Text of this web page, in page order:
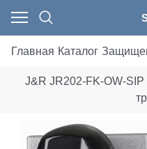
Главная Каталог
J&R JR202-FK-OW-